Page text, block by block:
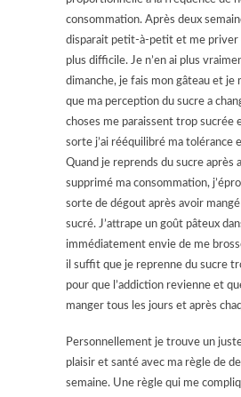
consommation. Après deux
disparait petit-à-petit et me priver
plus difficile. Je n’en ai plus
dimanche, je fais mon gâteau et je
que ma perception du sucre a
choses me paraissent trop sucrée
sorte j’ai rééquilibré ma tolérance
Quand je reprends du sucre après
supprimé ma consommation,
sorte de dégout après avoir
sucré. J’attrape un goût pâteux
immédiatement envie de me
il suffit que je reprenne du sucre
pour que l’addiction revienne et
manger tous les jours et après
Personnellement je trouve un
plaisir et santé avec ma règle de
semaine. Une règle qui me